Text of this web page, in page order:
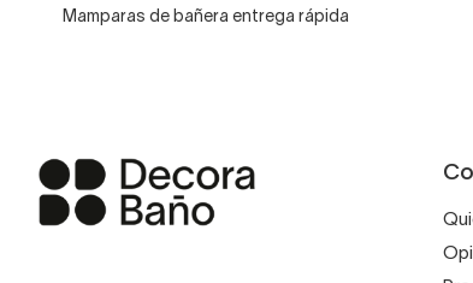
Mamparas de bañera entrega rápida